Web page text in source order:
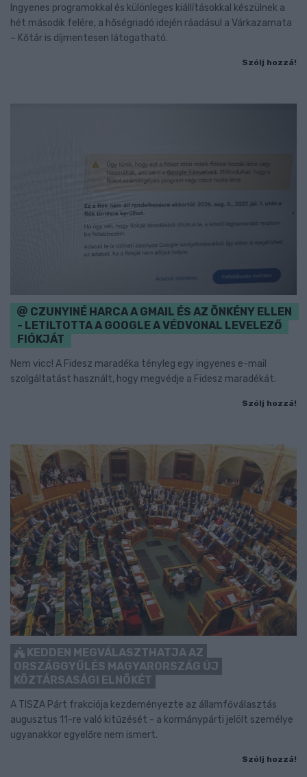
Ingyenes programokkal és különleges kiállításokkal készülnek a
hét második felére, a hőségriadó idején ráadásul a Várkazamata
– Kőtár is díjmentesen látogatható.
Szólj hozzá!
CZUNYINÉ HARCA A GMAIL ÉS AZ ÖNKÉNY ELLEN
- LETILTOTTA A GOOGLE A VÉDVONAL LEVELEZŐ
FIÓKJÁT
Nem vicc! A Fidesz maradéka tényleg egy ingyenes e-mail
szolgáltatást használt, hogy megvédje a Fidesz maradékát.
Szólj hozzá!
KEDDEN MEGVÁLASZTHATJA AZ
ORSZÁGGYŰLÉS MAGYARORSZÁG ÚJ
KÖZTÁRSASÁGI ELNÖKÉT
A TISZA Párt frakciója kezdeményezte az államfőválasztás
augusztus 11-re való kitűzését - a kormánypárti jelölt személye
ugyanakkor egyelőre nem ismert.
Szólj hozzá!